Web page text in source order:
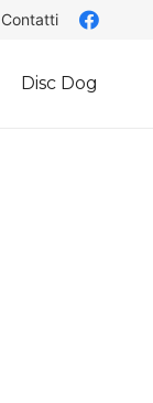
Contatti
Disc Dog